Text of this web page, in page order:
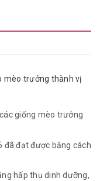
mèo trưởng thành vị
giống mèo trưởng
đã đạt được bằng cách
hấp thụ dinh dưỡng,